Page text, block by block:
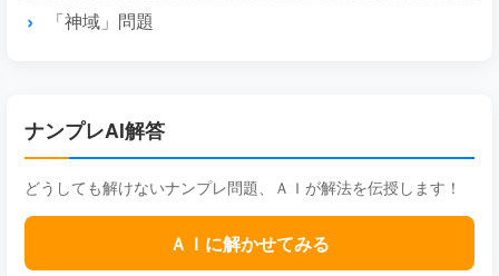
「神域」問題
ナンプレAI解答
どうしても解けないナンプレ問題、ＡＩが解法を伝授します！
ＡＩに解かせてみる